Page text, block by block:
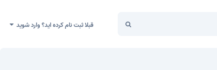
قبلا ثبت نام کرده اید؟ وارد شوید